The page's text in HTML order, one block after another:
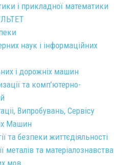
і прикладної математики
наук і інформаційних
і дорожніх машин
та комп’ютерно-
Випробувань, Сервісу
Машин
та безпеки життєдіяльності
металів та матеріалознавства
мов